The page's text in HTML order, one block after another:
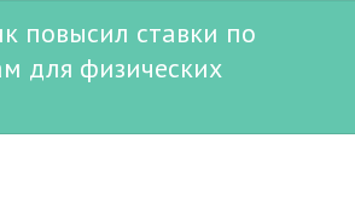
повысил ставки по
для физических